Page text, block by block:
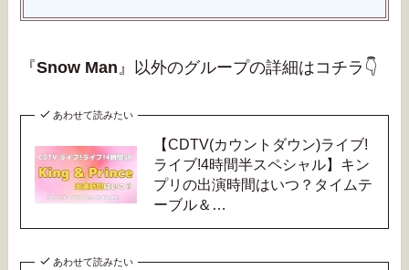
『Snow Man』以外のグループの詳細はコチラ👇
あわせて読みたい
【CDTV(カウントダウン)ライブ!
ライブ!4時間半スペシャル】キン
プリの出演時間はいつ？タイムテ
ーブル＆…
あわせて読みたい